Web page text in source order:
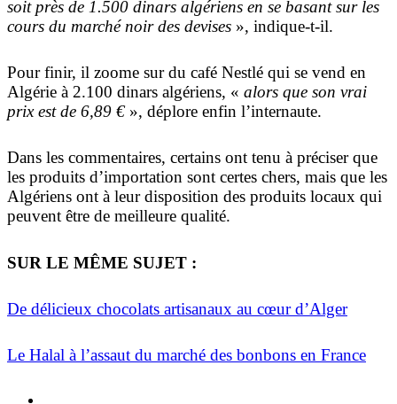
soit près de 1.500 dinars algériens en se basant sur les
cours du marché noir des devises », indique-t-il.
Pour finir, il zoome sur du café Nestlé qui se vend en
Algérie à 2.100 dinars algériens, « alors que son vrai
prix est de 6,89 €», déplore enfin l’internaute.
Dans les commentaires, certains ont tenu à préciser que
les produits d’importation sont certes chers, mais que les
Algériens ont à leur disposition des produits locaux qui
peuvent être de meilleure qualité.
SUR LE MÊME SUJET :
De délicieux chocolats artisanaux au cœur d’Alger
Le Halal à l’assaut du marché des bonbons en France